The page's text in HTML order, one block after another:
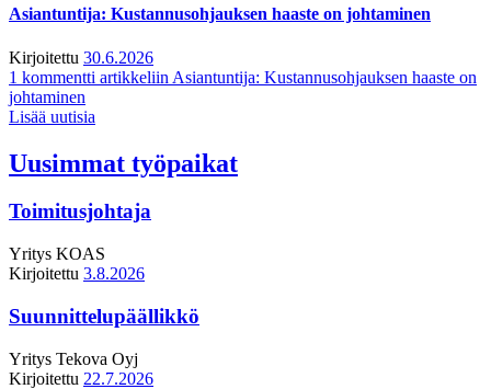
Asiantuntija: Kustannusohjauksen haaste on johtaminen
Kirjoitettu 30.6.2026
1 kommentti artikkeliin Asiantuntija: Kustannusohjauksen haaste on
johtaminen
Lisää uutisia
Uusimmat työpaikat
Toimitusjohtaja
Yritys KOAS
Kirjoitettu 3.8.2026
Suunnittelupäällikkö
Yritys Tekova Oyj
Kirjoitettu 22.7.2026